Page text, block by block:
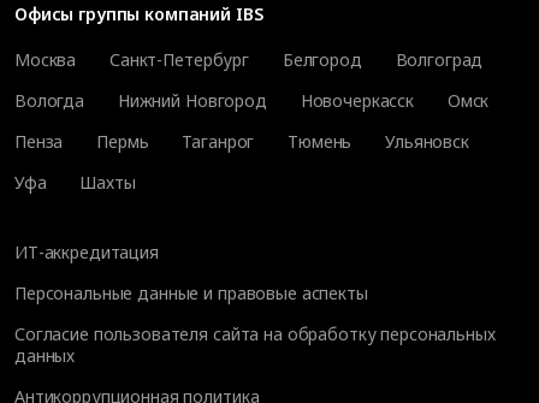
Офисы группы компаний IBS
Москва
Санкт-Петербург Белгород
Волгоград
Вологда
Нижний Новгород Новочеркасск
Омск
Пенза
Пермь Таганрог Тюмень
Ульяновск
Уфа
Шахты
ИТ-аккредитация
Персональные данные и правовые аспекты
Согласие пользователя сайта на обработку персональных
данных
Антикоррупционная политика